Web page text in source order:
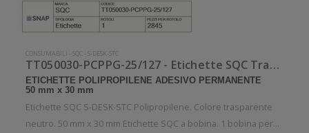
CONSUMABILI -SQC -S-DESK-STC
TT050030-PCPPG-25/127 - Etichette SQC Trasparente neutro S-DESK-STC
ETICHETTE POLIPROPILENE ADESIVO PERMANENTE
50 mm x 30 mm
Etichette SQC S-DESK-STC Polipropilene. Colore trasparente
neutro. 50 mm x 30 mm Etichette SQC a bobina. 1 bobina per